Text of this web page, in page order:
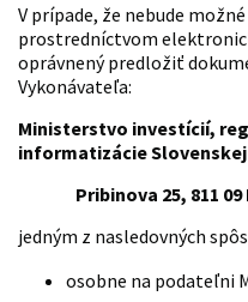
V prípade, že nebude
prostredníctvom
oprávnený predložiť
Vykonávateľa:
Ministerstvo investícií,
informatizácie
Pribinova 25, 811
jedným z nasledovných
osobne na podateľni